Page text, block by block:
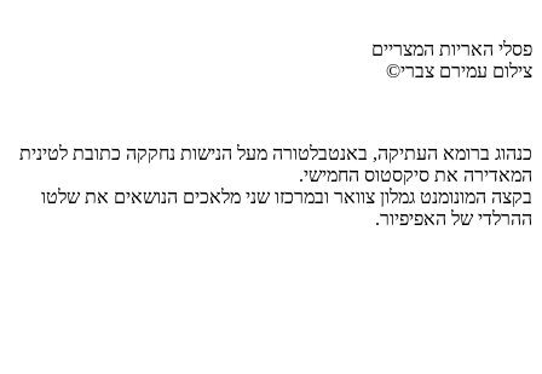
פסלי האריות המצריים
צילום עמירם צברי©
כנהוג ברומא העתיקה, באנטבלטורה מעל הנישות נחקקה כתובת לטינית
המאדירה את סיקסטוס החמישי.
בקצה המונומנט גמלון צוואר ובמרכזו שני מלאכים הנושאים את שלטו
ההרלדי של האפיפיור.